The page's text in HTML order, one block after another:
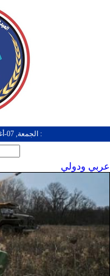
: الجمعة, 07-أغسطس-2026 الساعة: 01:37 ص
عربي ودولي